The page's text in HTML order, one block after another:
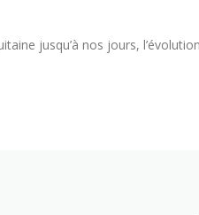
jusqu’à nos jours,